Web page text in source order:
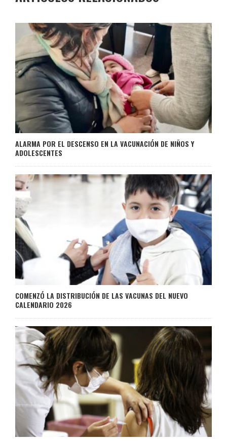
ALARMA POR EL DESCENSO EN LA VACUNACIÓN DE NIÑOS Y
ADOLESCENTES
COMENZÓ LA DISTRIBUCIÓN DE LAS VACUNAS DEL NUEVO
CALENDARIO 2026